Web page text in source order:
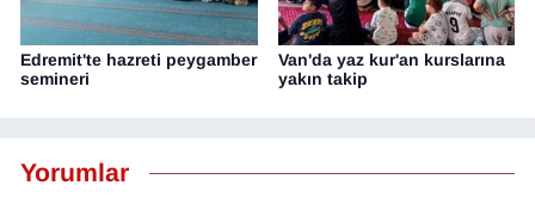
Edremit'te hazreti peygamber
semineri
Van'da yaz kur'an kurslarına
yakın takip
Yorumlar